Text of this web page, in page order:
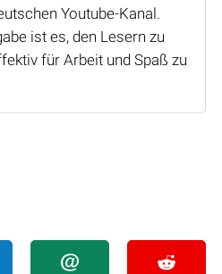
Youtube-Kanal.
ist es, den Lesern zu
für Arbeit und Spaß zu